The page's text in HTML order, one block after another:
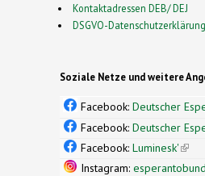
Kontaktadressen DEB/ DEJ
DSGVO-Datenschutzerklärung
Soziale Netze und weitere
Facebook: Deutscher
Facebook: Deutscher
Facebook: Luminesk'(link
Instagram: esperantobund